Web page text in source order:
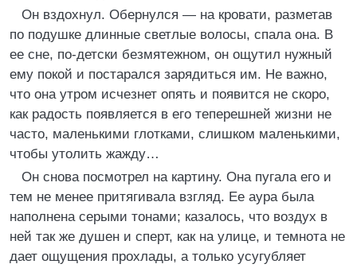
Он вздохнул. Обернулся — на кровати, разметав
по подушке длинные светлые волосы, спала она. В
ее сне, по-детски безмятежном, он ощутил нужный
ему покой и постарался зарядиться им. Не важно,
что она утром исчезнет опять и появится не скоро,
как радость появляется в его теперешней жизни не
часто, маленькими глотками, слишком маленькими,
чтобы утолить жажду…
Он снова посмотрел на картину. Она пугала его и
тем не менее притягивала взгляд. Ее аура была
наполнена серыми тонами; казалось, что воздух в
ней так же душен и сперт, как на улице, и темнота не
дает ощущения прохлады, а только усугубляет